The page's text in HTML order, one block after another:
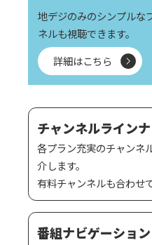
地デジのみのシンプルな
ネルも視聴できます。
詳細はこちら
チャンネルライン
各プラン充実のチャンネ
介します。
有料チャンネルも合わせ
番組ナビゲーション